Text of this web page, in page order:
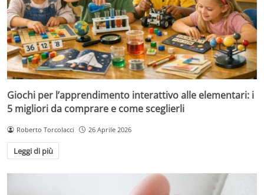
Giochi per l’apprendimento interattivo alle elementari: i
5 migliori da comprare e come sceglierli
Roberto Torcolacci 26 Aprile 2026
Leggi di più